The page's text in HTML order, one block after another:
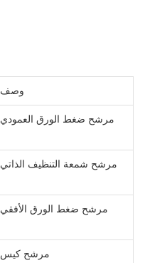
وصف
مرشح ضغط الورق العمودي
مرشح شمعة التنظيف الذاتي
مرشح ضغط الورق الأفقي
مرشح كيس